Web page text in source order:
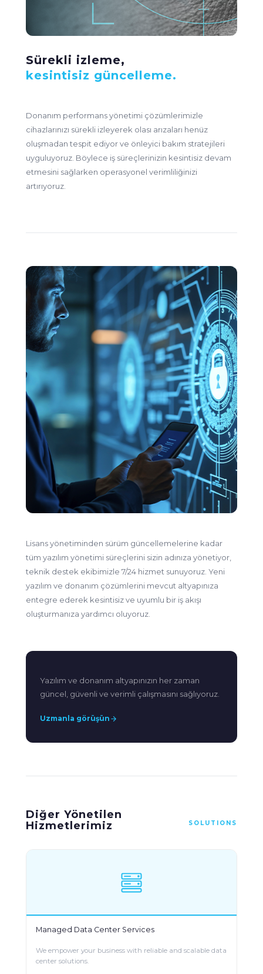
Sürekli izleme,
kesintisiz güncelleme.
Donanım performans yönetimi çözümlerimizle
cihazlarınızı sürekli izleyerek olası arızaları henüz
oluşmadan tespit ediyor ve önleyici bakım stratejileri
uyguluyoruz. Böylece iş süreçlerinizin kesintisiz devam
etmesini sağlarken operasyonel verimliliğinizi
artırıyoruz.
Lisans yönetiminden sürüm güncellemelerine kadar
tüm yazılım yönetimi süreçlerini sizin adınıza yönetiyor,
teknik destek ekibimizle 7/24 hizmet sunuyoruz. Yeni
yazılım ve donanım çözümlerini mevcut altyapınıza
entegre ederek kesintisiz ve uyumlu bir iş akışı
oluşturmanıza yardımcı oluyoruz.
Yazılım ve donanım altyapınızın her zaman
güncel, güvenli ve verimli çalışmasını sağlıyoruz.
Uzmanla görüşün
Diğer Yönetilen
Hizmetlerimiz
SOLUTIONS
Managed Data Center Services
We empower your business with reliable and scalable data
center solutions.